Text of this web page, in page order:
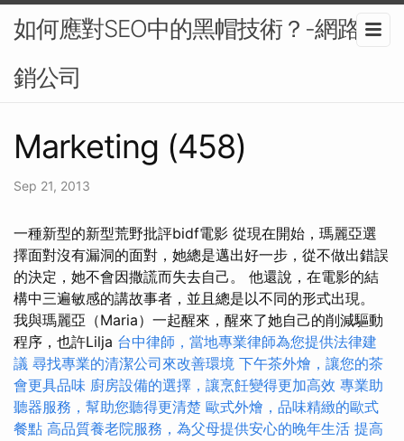
如何應對SEO中的黑帽技術？-網路行
銷公司
Marketing (458)
Sep 21, 2013
一種新型的新型荒野批評bidf電影 從現在開始，瑪麗亞選
擇面對沒有漏洞的面對，她總是邁出好一步，從不做出錯誤
的決定，她不會因撒謊而失去自己。 他還說，在電影的結
構中三遍敏感的講故事者，並且總是以不同的形式出現。
我與瑪麗亞（Maria）一起醒來，醒來了她自己的削減驅動
程序，也許Lilja 台中律師，當地專業律師為您提供法律建
議 尋找專業的清潔公司來改善環境 下午茶外燴，讓您的茶
會更具品味 廚房設備的選擇，讓烹飪變得更加高效 專業助
聽器服務，幫助您聽得更清楚 歐式外燴，品味精緻的歐式
餐點 高品質養老院服務，為父母提供安心的晚年生活 提高